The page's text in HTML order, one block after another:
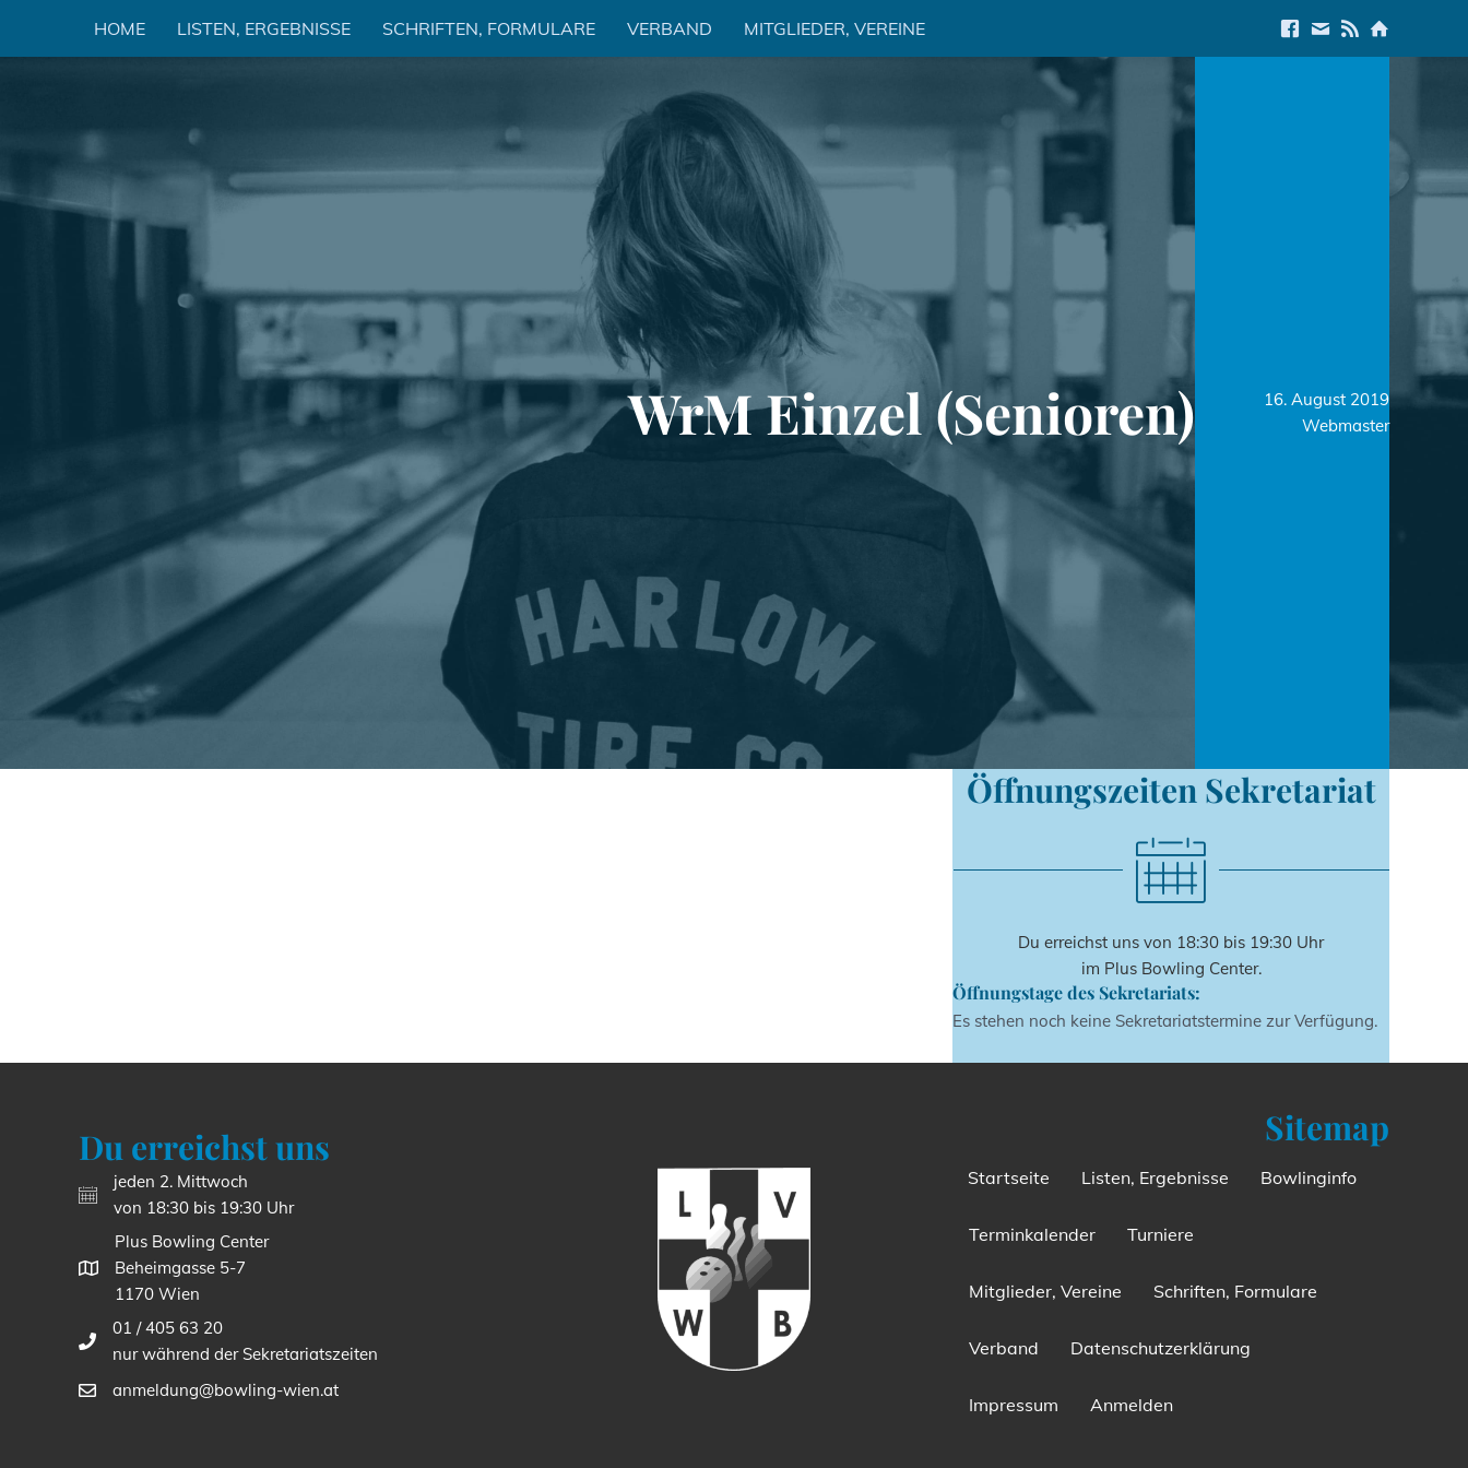
springen
HOME LISTEN, ERGEBNISSE SCHRIFTEN, FORMULARE VERBAND MITGLIEDER, VEREINE Link to Facebook
E-Mail us
Link to RSS Feed
Link to
WrM Einzel (Senioren)
16. August 2019
Webmaster
Öffnungszeiten Sekretariat
Du erreichst uns von 18:30 bis 19:30 Uhr
im Plus Bowling Center.
Öffnungstage des Sekretariats:
Es stehen noch keine Sekretariatstermine zur Verfügung.
Du erreichst uns
jeden 2. Mittwoch
von 18:30 bis 19:30 Uhr
Plus Bowling Center
Beheimgasse 5-7
1170 Wien
01 / 405 63 20
nur während der Sekretariatszeiten
anmeldung@bowling-wien.at
Sitemap
Startseite Listen, Ergebnisse Bowlinginfo
Terminkalender Turniere
Mitglieder, Vereine Schriften, Formulare
Verband Datenschutzerklärung
Impressum Anmelden